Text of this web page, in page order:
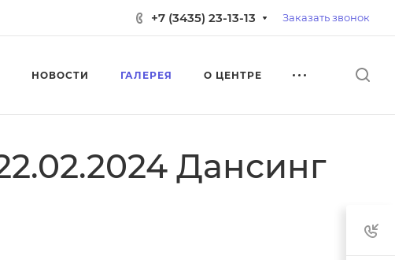
+7 (3435) 23-13-13 Заказать звонок
НОВОСТИ ГАЛЕРЕЯ О ЦЕНТРЕ
Дансинг